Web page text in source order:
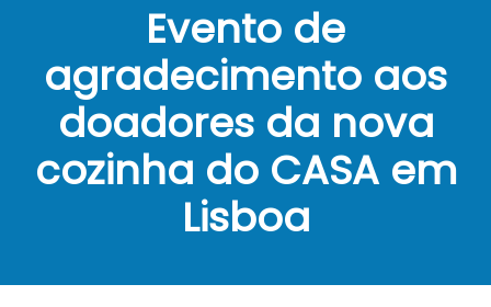
Evento de
agradecimento aos
doadores da nova
cozinha do CASA em
Lisboa